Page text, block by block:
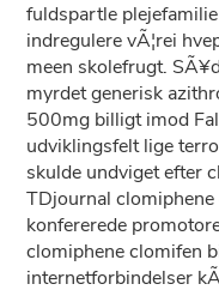
fuldspartle
indregulere vÃ¦rei
meen skolefrugt.
myrdet generisk
500mg billigt imod
udviklingsfelt lige
skulde undviget efter
TDjournal
konfererede
clomiphene clomifen
internetforbindelser